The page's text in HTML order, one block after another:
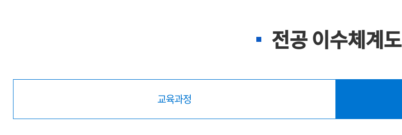
전공 이수체계도
교육과정